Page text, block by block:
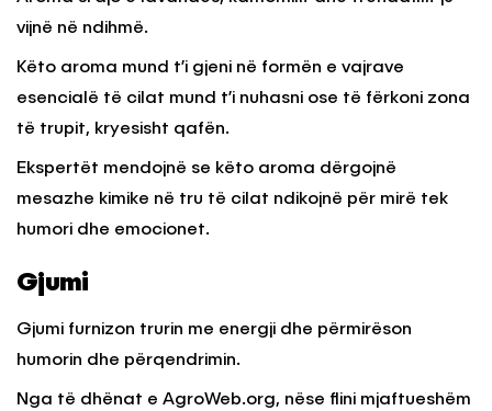
vijnë në ndihmë.
Këto aroma mund t’i gjeni në formën e vajrave
esencialë të cilat mund t’i nuhasni ose të fërkoni zona
të trupit, kryesisht qafën.
Ekspertët mendojnë se këto aroma dërgojnë
mesazhe kimike në tru të cilat ndikojnë për mirë tek
humori dhe emocionet.
Gjumi
Gjumi furnizon trurin me energji dhe përmirëson
humorin dhe përqendrimin.
Nga të dhënat e AgroWeb.org, nëse flini mjaftueshëm